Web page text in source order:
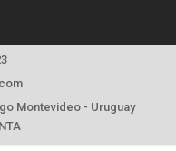
Montevideo - Uruguay